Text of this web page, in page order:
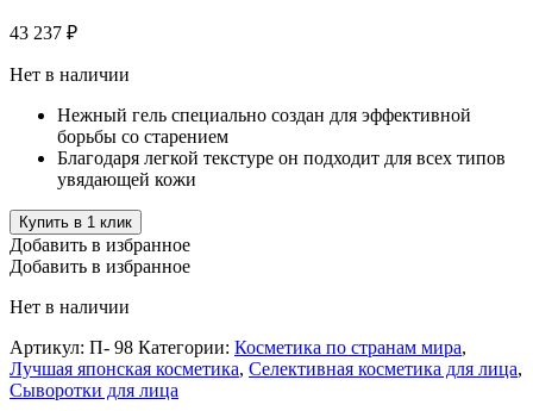
43 237 ₽
Нет в наличии
Нежный гель специально создан для эффективной
борьбы со старением
Благодаря легкой текстуре он подходит для всех типов
увядающей кожи
Купить в 1 клик
Добавить в избранное
Добавить в избранное
Нет в наличии
Артикул: П- 98 Категории: Косметика по странам мира,
Лучшая японская косметика, Селективная косметика для лица,
Сыворотки для лица